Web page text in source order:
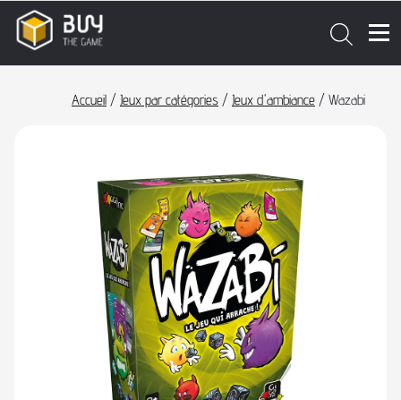
Accueil / Jeux par catégories / Jeux d'ambiance / Wazabi